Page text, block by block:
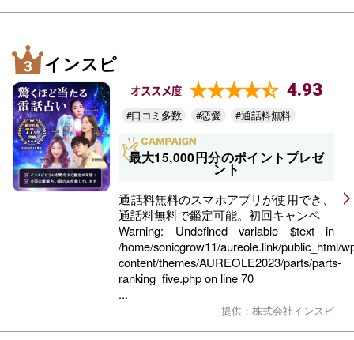
インスピ
オススメ度 4.93
#口コミ多数 #恋愛 #通話料無料
最大15,000円分のポイントプレゼ
ント
通話料無料のスマホアプリが使用でき、
通話料無料で鑑定可能。初回キャンペ
Warning: Undefined variable $text in
/home/sonicgrow11/aureole.link/public_html/
content/themes/AUREOLE2023/parts/parts-
ranking_five.phpon line70
...
提供：株式会社インスピ